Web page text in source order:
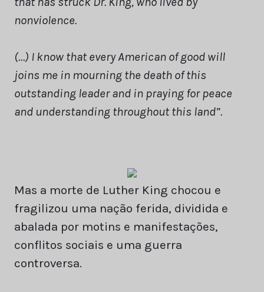
nonviolence.
(…) I know that every American of good will
joins me in mourning the death of this
outstanding leader and in praying for peace
and understanding throughout this land”.
Mas a morte de Luther King chocou e
fragilizou uma nação ferida, dividida e
abalada por motins e manifestações,
conflitos sociais e uma guerra
controversa.